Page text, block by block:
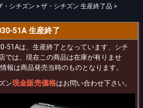
・シチズン > ザ・シチズン 生産終了品 >
51A 生産終了
51Aは、生産終了となっています、シチ
では、現在この商品は在庫が有りませ
報は商品発売当時のものとなります。
ン現金販売価格はお問い合わせ下さい。